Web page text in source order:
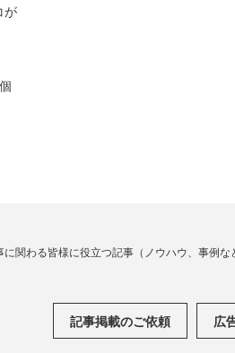
が
関わる皆様に役立つ記事（ノウハウ、事例
記事掲載のご依頼 広